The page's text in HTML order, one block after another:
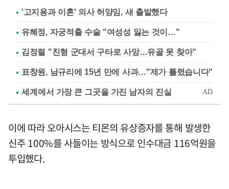
'고지용과 이혼' 의사 허양임, 새 출발했다
유혜정, 자궁적출 수술 "여성성 잃는 것이…"
김정렬 "친형 군대서 구타로 사망…유골 못 찾아"
표창원, 남규리에 15년 만에 사과…"제가 틀렸습니다"
이에 따라 오아시스는 티몬의 유상증자를 통해 발생한
신주 100%를 사들이는 방식으로 인수대금 116억원을
투입했다.